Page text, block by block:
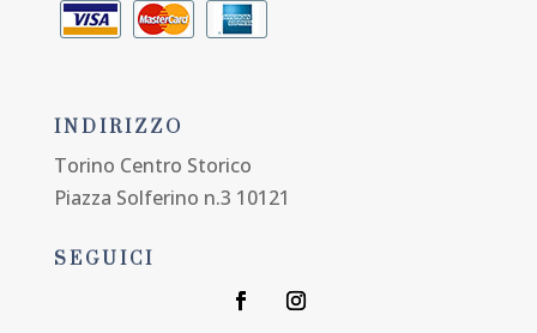
INDIRIZZO
Torino Centro Storico
Piazza Solferino n.3 10121
SEGUICI